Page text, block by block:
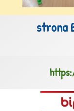
strona